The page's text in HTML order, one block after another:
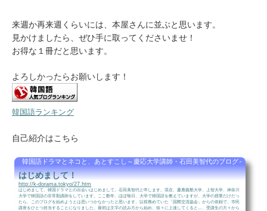
来週か再来週くらいには、本屋さんに並ぶと思います。
見かけましたら、ぜひ手に取ってくださいませ！
お得な１冊だと思います。
よろしかったらお願いします！
韓国語ランキング
自己紹介はこちら
韓国語ドラマとネコと、あとすこし～慶応大学講師・石田美智代のブログ～
はじめまして！
http://k-dorama.tokyo/27.htm
はじめまして。韓国ドラマとの出会いはじめまして。石田美智代と申します。現在、慶應義塾大学、上智大学、神奈川
大学で韓国語の非常勤講師をしています。ここ数年、ほぼ毎日、大学で韓国語を教えていますが、大学の授業だけだっ
たら、このブログを始めようとは思いつかなかったと思います。以前務めていた「国際交流協会」からの依頼で、市民
講座をひとつ担当することになりました。最初は文字の読み方から始め、徐々に上達してくると…、受講生の方々から